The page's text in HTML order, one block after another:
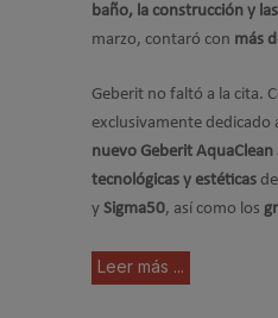
baño, la construcción y
marzo, contaró con más
Geberit no faltó a la cita.
exclusivamente dedicado
nuevo Geberit AquaClean
tecnológicas y estéticas de
y Sigma50, así como los
Leer más ...